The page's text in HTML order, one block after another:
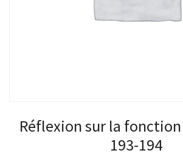
Réflexion sur la
193-194